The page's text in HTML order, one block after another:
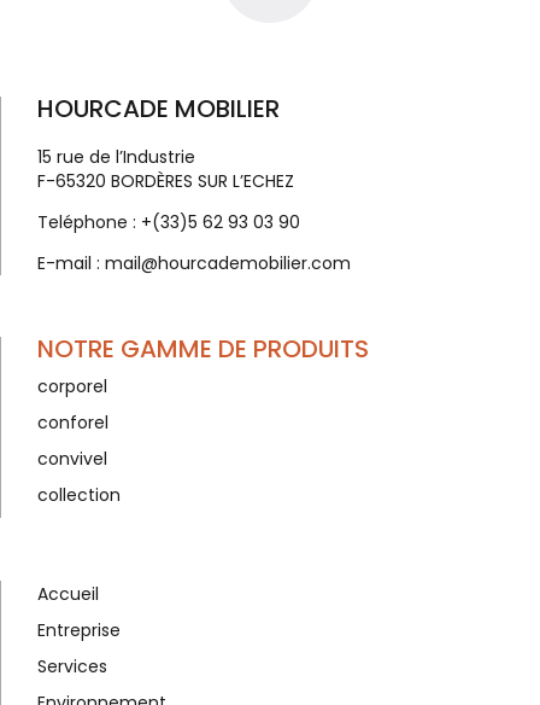
HOURCADE MOBILIER
15 rue de l’Industrie
F-65320 BORDÈRES SUR L’ECHEZ
Teléphone : +(33)5 62 93 03 90
E-mail : mail@hourcademobilier.com
NOTRE GAMME DE PRODUITS
corporel
conforel
convivel
collection
Accueil
Entreprise
Services